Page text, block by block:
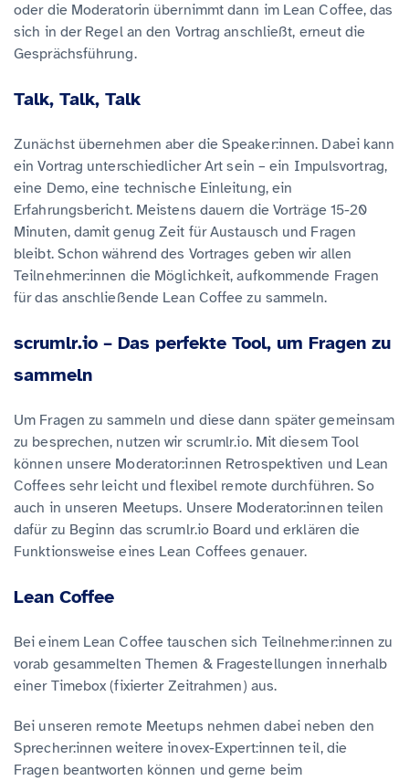
oder die Moderatorin übernimmt dann im Lean Coffee, das
sich in der Regel an den Vortrag anschließt, erneut die
Gesprächsführung.
Talk, Talk, Talk
Zunächst übernehmen aber die Speaker:innen. Dabei kann
ein Vortrag unterschiedlicher Art sein – ein Impulsvortrag,
eine Demo, eine technische Einleitung, ein
Erfahrungsbericht. Meistens dauern die Vorträge 15-20
Minuten, damit genug Zeit für Austausch und Fragen
bleibt. Schon während des Vortrages geben wir allen
Teilnehmer:innen die Möglichkeit, aufkommende Fragen
für das anschließende Lean Coffee zu sammeln.
scrumlr.io – Das perfekte Tool, um Fragen zu
sammeln
Um Fragen zu sammeln und diese dann später gemeinsam
zu besprechen, nutzen wir scrumlr.io. Mit diesem Tool
können unsere Moderator:innen Retrospektiven und Lean
Coffees sehr leicht und flexibel remote durchführen. So
auch in unseren Meetups. Unsere Moderator:innen teilen
dafür zu Beginn das scrumlr.io Board und erklären die
Funktionsweise eines Lean Coffees genauer.
Lean Coffee
Bei einem Lean Coffee tauschen sich Teilnehmer:innen zu
vorab gesammelten Themen & Fragestellungen innerhalb
einer Timebox (fixierter Zeitrahmen) aus.
Bei unseren remote Meetups nehmen dabei neben den
Sprecher:innen weitere inovex-Expert:innen teil, die
Fragen beantworten können und gerne beim